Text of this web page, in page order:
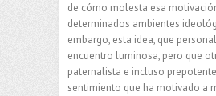
de cómo molesta esa
determinados ambientes
embargo, esta idea, que
encuentro luminosa, pero que
paternalista e incluso
sentimiento que ha motivado a